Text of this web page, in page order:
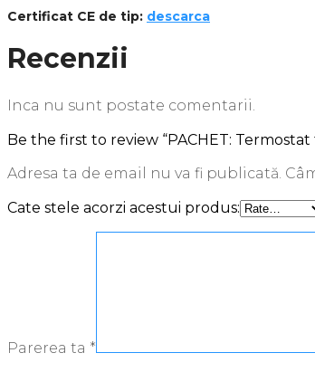
Certificat CE de tip: descarca
Recenzii
Inca nu sunt postate comentarii.
Be the first to review “PACHET:
Adresa ta de email nu va fi publicată.
Cate stele acorzi acestui produs:
Parerea ta *